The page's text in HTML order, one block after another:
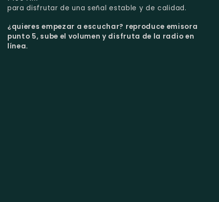
para disfrutar de una señal estable y de calidad.
¿quieres empezar a escuchar? reproduce emisora
punto 5, sube el volumen y disfruta de la radio en
línea.